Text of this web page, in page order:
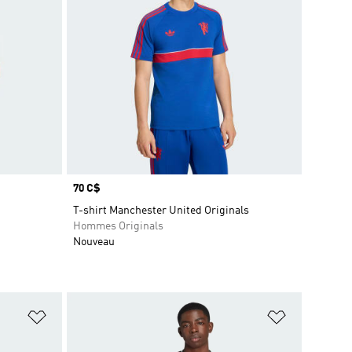
Prix
70 C$
T-shirt Manchester United Originals
Hommes Originals
Nouveau
Ajouter à la Liste de produits favoris